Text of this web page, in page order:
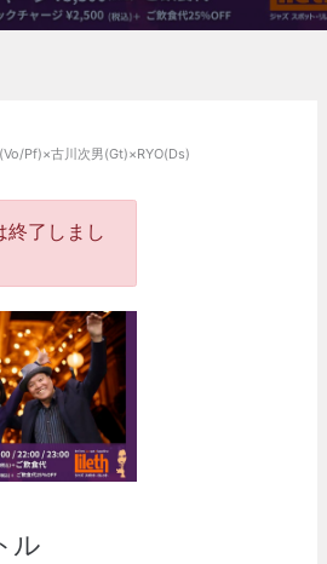
Pf)×古川次男(Gt)×RYO(Ds)
終了しまし
ル